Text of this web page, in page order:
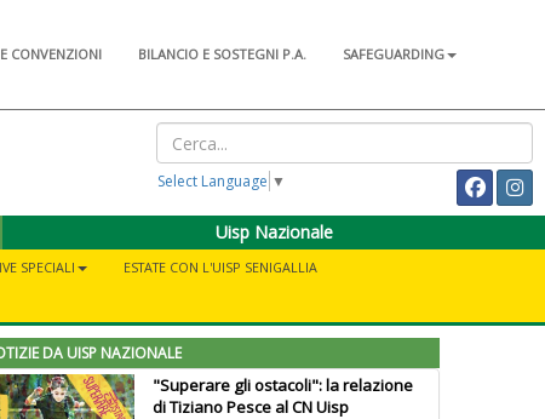
CONVENZIONI BILANCIO E SOSTEGNI P.A.
SAFEGUARDING
Select Language ▼
Uisp Nazionale
SPECIALI
ESTATE CON L'UISP SENIGALLIA
DA UISP NAZIONALE
"Superare gli ostacoli": la relazione
di Tiziano Pesce al CN Uisp